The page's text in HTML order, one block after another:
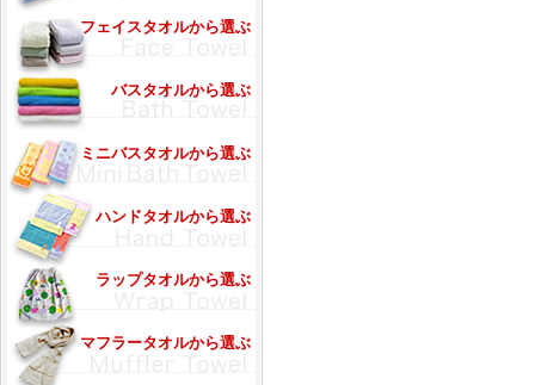
フェイスタオルから選ぶ
バスタオルから選ぶ
ミニバスタオルから選ぶ
ハンドタオルから選ぶ
ラップタオルから選ぶ
マフラータオルから選ぶ